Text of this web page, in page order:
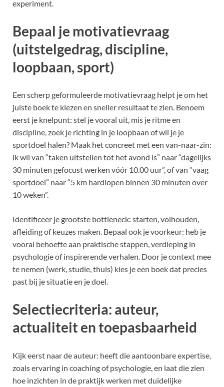
experiment.
Bepaal je motivatievraag
(uitstelgedrag, discipline,
loopbaan, sport)
Een scherp geformuleerde motivatievraag helpt je om het
juiste boek te kiezen en sneller resultaat te zien. Benoem
eerst je knelpunt: stel je vooral uit, mis je ritme en
discipline, zoek je richting in je loopbaan of wil je je
sportdoel halen? Maak het concreet met een van-naar-zin:
ik wil van “taken uitstellen tot het avond is” naar “dagelijks
30 minuten gefocust werken vóór 10.00 uur”, of van “vaag
sportdoel” naar “5 km hardlopen binnen 30 minuten over
10 weken”.
Identificeer je grootste bottleneck: starten, volhouden,
afleiding of keuzes maken. Bepaal ook je voorkeur: heb je
vooral behoefte aan praktische stappen, verdieping in
psychologie of inspirerende verhalen. Door je context mee
te nemen (werk, studie, thuis) kies je een boek dat precies
past bij je situatie en je doel.
Selectiecriteria: auteur,
actualiteit en toepasbaarheid
Kijk eerst naar de auteur: heeft die aantoonbare expertise,
zoals ervaring in coaching of psychologie, en laat die zien
hoe inzichten in de praktijk werken met duidelijke